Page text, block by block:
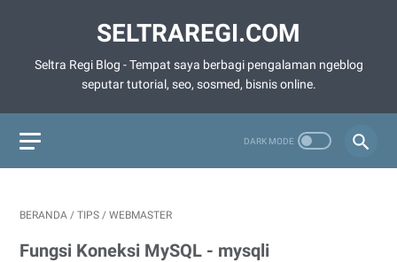
SELTRAREGI.COM
Seltra Regi Blog - Tempat saya berbagi pengalaman ngeblog
seputar tutorial, seo, sosmed, bisnis online.
BERANDA / TIPS / WEBMASTER
Fungsi Koneksi MySQL - mysqli